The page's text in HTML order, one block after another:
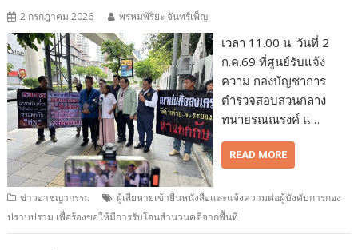
2 กรกฎาคม 2026 พรหมพิริยะ จันทร์เพ็ญ
เวลา 11.00 น. วันที่ 2
ก.ค.69 ที่ศูนย์รับแจ้ง
ความ กองบัญชาการ
ตำรวจสอบสวนกลาง
ทนายรณณรงค์ แ…
READ MORE
ข่าวอาชญากรรม
ผู้เสียหายเข้ายื่นหนังสือและแจ้งความต่อผู้บังคับการกอง
ปราบปราม เพื่อร้องขอให้มีการรับโอนสำนวนคดีจากพื้นที่